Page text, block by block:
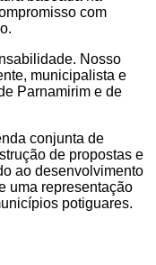
com
Nosso
municipalista e
Parnamirim e de
conjunta de
de propostas e
ao desenvolvimento
uma representação
potiguares.